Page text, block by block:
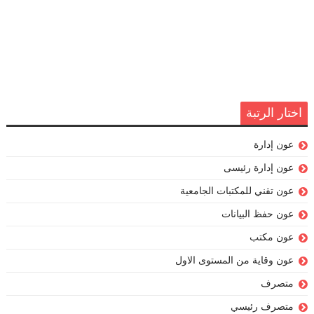
اختار الرتبة
عون إدارة
عون إدارة رئيسى
عون تقني للمكتبات الجامعية
عون حفظ البيانات
عون مكتب
عون وقاية من المستوى الاول
متصرف
متصرف رئيسي